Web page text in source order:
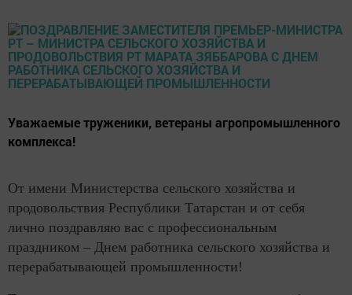
​​​​​​​Уважаемые труженики, ветераны агропромышленного
комплекса!
От имени Министерства сельского хозяйства и
продовольствия Республики Татарстан и от себя
лично поздравляю вас с профессиональным
праздником – Днем работника сельского хозяйства и
перерабатывающей промышленности!